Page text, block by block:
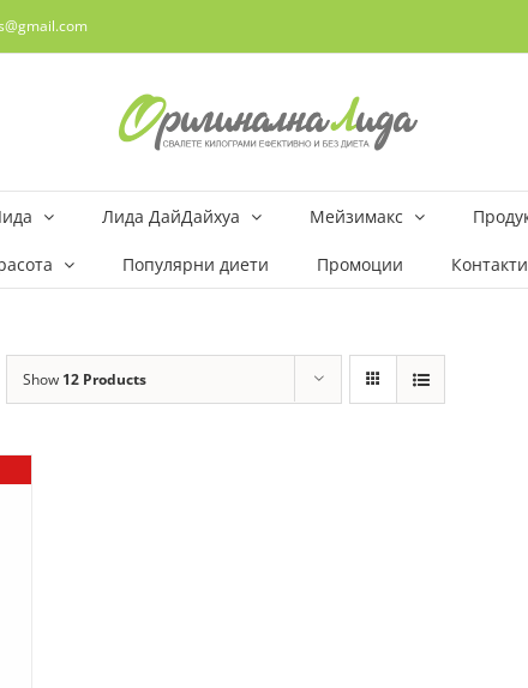
Лида ДайДайхуа Мейзимакс
Популярни диети Промоции Контакти
Show 12 Products